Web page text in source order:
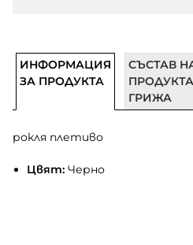
ИНФОРМАЦИЯ
ЗА ПРОДУКТА
СЪСТАВ
ГРИЖА
рокля плетиво
Цвят:Черно